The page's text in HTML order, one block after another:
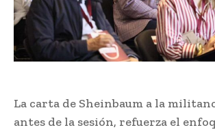
La carta de Sheinbaum a la
antes de la sesión, refuerza el